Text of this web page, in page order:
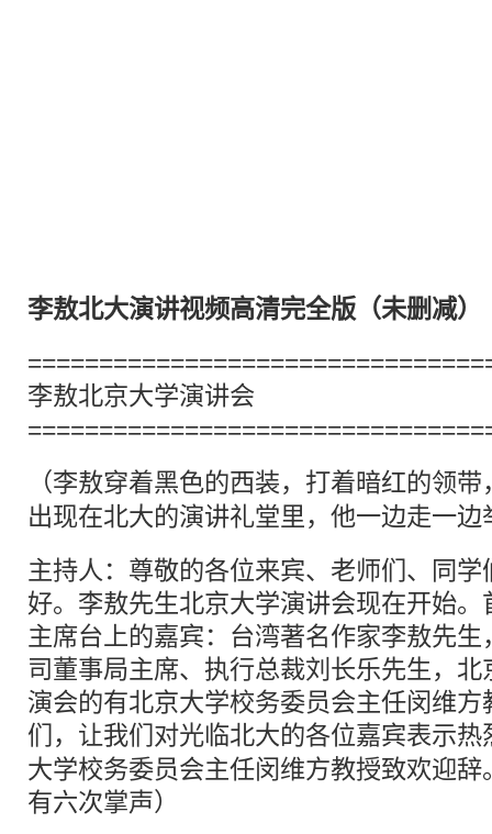
李敖北大演讲视频高清完全版（未删减）
李敖北京大学演讲会
（李敖穿着黑色的西装，打着暗红的领
出现在北大的演讲礼堂里，他一边走一
主持人：尊敬的各位来宾、老师们、同
好。李敖先生北京大学演讲会现在开始
主席台上的嘉宾：台湾著名作家李敖先
司董事局主席、执行总裁刘长乐先生，
演会的有北京大学校务委员会主任闵维
们，让我们对光临北大的各位嘉宾表示
大学校务委员会主任闵维方教授致欢迎
有六次掌声）